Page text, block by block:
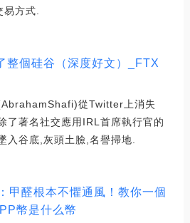
易方式.
整個硅谷（深度好文）_FTX
從Twitter上消失
了著名社交應用IRL首席執行官的
入谷底,灰頭土臉,名譽掃地.
甲醛根本不懼通風！教你一個
幣是什么幣